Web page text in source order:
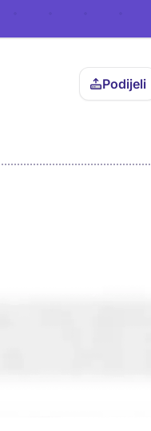
Podijeli